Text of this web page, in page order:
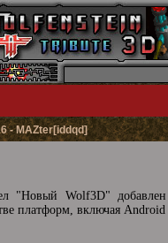
- MAZter[iddqd]
"Новый Wolf3D"
платформ, включая Android